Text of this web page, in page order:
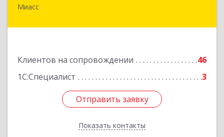
Миасс
Клиентов на сопровождении
46
1С:Специалист
3
Отправить заявку
Показать контакты
456318, Челябинская обл, Миасс г, Жуковского
Отправить заявку
Назад